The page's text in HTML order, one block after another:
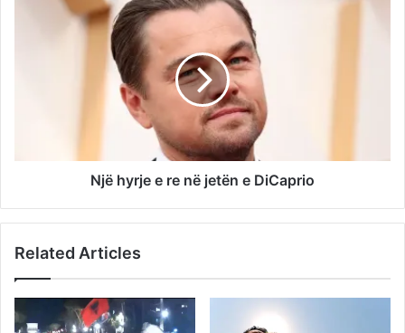
Një hyrje e re në jetën e DiCaprio
Related Articles